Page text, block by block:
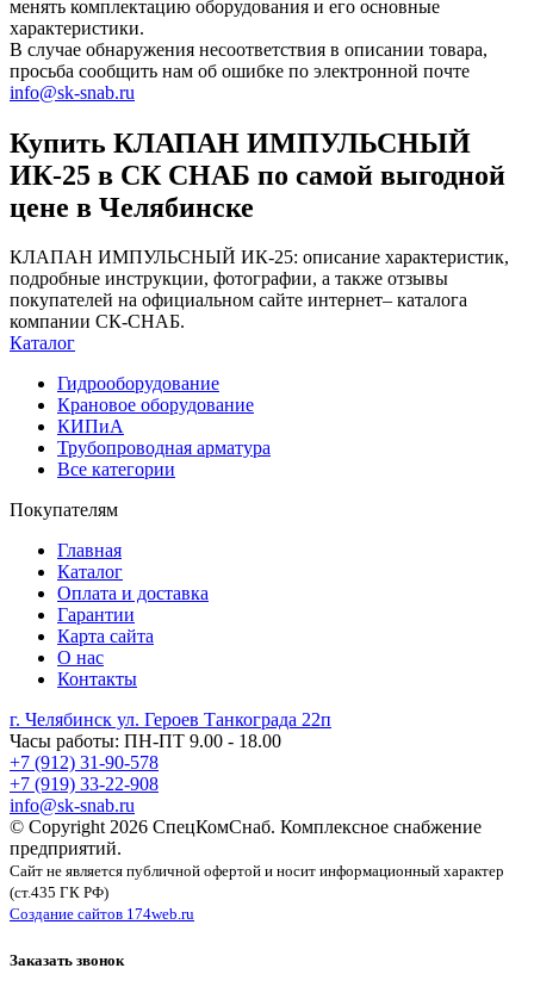
менять комплектацию оборудования и его основные
характеристики.
В случае обнаружения несоответствия в описании товара,
просьба сообщить нам об ошибке по электронной почте
info@sk-snab.ru
Купить КЛАПАН ИМПУЛЬСНЫЙ
ИК-25 в СК СНАБ по самой выгодной
цене в Челябинске
КЛАПАН ИМПУЛЬСНЫЙ ИК-25: описание характеристик,
подробные инструкции, фотографии, а также отзывы
покупателей на официальном сайте интернет– каталога
компании СК-СНАБ.
Каталог
Гидрооборудование
Крановое оборудование
КИПиА
Трубопроводная арматура
Все категории
Покупателям
Главная
Каталог
Оплата и доставка
Гарантии
Карта сайта
О нас
Контакты
г. Челябинск ул. Героев Танкограда 22п
Часы работы: ПН-ПТ 9.00 - 18.00
+7 (912) 31-90-578
+7 (919) 33-22-908
info@sk-snab.ru
© Copyright 2026 СпецКомСнаб. Комплексное снабжение
предприятий.
Сайт не является публичной офертой и носит информационный характер
(ст.435 ГК РФ)
Создание сайтов 174web.ru
Заказать звонок